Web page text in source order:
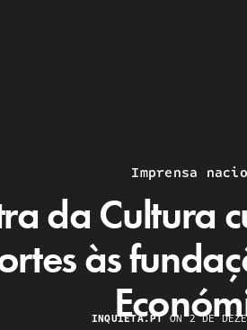
Imprensa
da Cultura
às
INQUIETA.PTON 2 DE